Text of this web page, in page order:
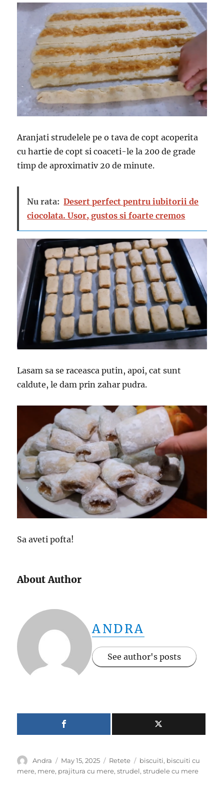
Aranjati strudelele pe o tava de copt acoperita
cu hartie de copt si coaceti-le la 200 de grade
timp de aproximativ 20 de minute.
Nu rata: Desert perfect pentru iubitorii de
ciocolata. Usor, gustos si foarte cremos
Lasam sa se raceasca putin, apoi, cat sunt
caldute, le dam prin zahar pudra.
Sa aveti pofta!
About Author
ANDRA
See author's posts
Author
Andra
Posted
on
May 15, 2025 Categories
Retete Tags
biscuiti, biscuiti cu
mere, mere, prajitura cu mere,strudel,strudele cu mere